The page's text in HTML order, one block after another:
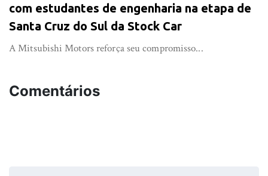
com estudantes de engenharia na etapa de
Santa Cruz do Sul da Stock Car
A Mitsubishi Motors reforça seu compromisso...
Comentários